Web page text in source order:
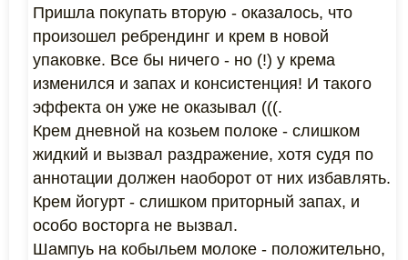
Пришла покупать вторую - оказалось, что
произошел ребрендинг и крем в новой
упаковке. Все бы ничего - но (!) у крема
изменился и запах и консистенция! И такого
эффекта он уже не оказывал (((.
Крем дневной на козьем полоке - слишком
жидкий и вызвал раздражение, хотя судя по
аннотации должен наоборот от них избавлять.
Крем йогурт - слишком приторный запах, и
особо восторга не вызвал.
Шампуь на кобыльем молоке - положительно,